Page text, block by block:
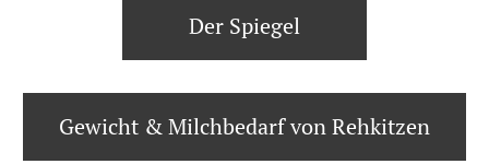
Der Spiegel
Gewicht & Milchbedarf von Rehkitzen